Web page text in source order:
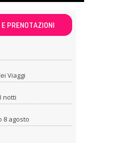
PRENOTAZIONI
Viaggi
notti
8 agosto